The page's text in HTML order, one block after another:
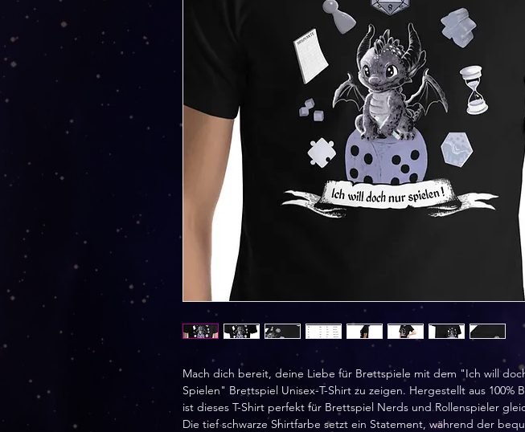
Mach dich bereit, deine Liebe für Brettspiele mit dem "Ich will
Spielen" Brettspiel Unisex-T-Shirt zu zeigen. Hergestellt aus 100%
ist dieses T-Shirt perfekt für Brettspiel Nerds und Rollenspieler
Die tief schwarze Shirtfarbe setzt ein Statement, während der